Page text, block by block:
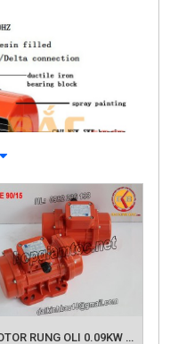
cơ rung
ĐỘNG CƠ